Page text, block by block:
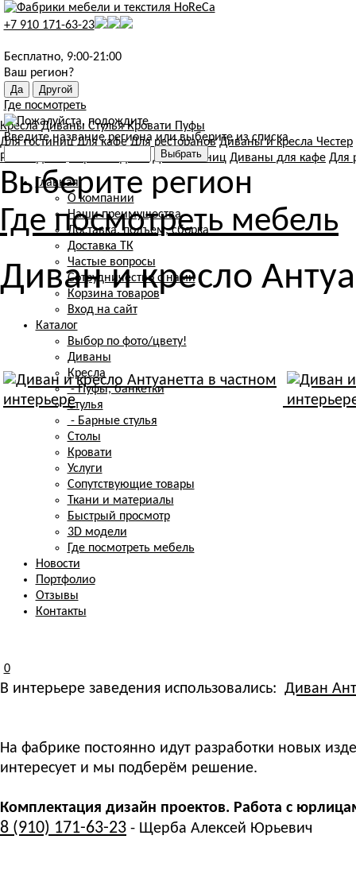
+7 910 171-63-23
Бесплатно, 9:00-21:00
Ваш регион?
Где посмотреть
Введите название региона или выберите из списка
Главная
О компании
Наши преимущества
Доставка, подъем, сборка
Доставка ТК
Частые вопросы
Сотрудничество с нами
Корзина товаров
Вход на сайт
Каталог
Выбор по фото/цвету!
Диваны
Кресла
- Пуфы, банкетки
Стулья
- Барные стулья
Столы
Кровати
Услуги
Сопутствующие товары
Ткани и материалы
Быстрый просмотр
3D модели
Где посмотреть мебель
Новости
Портфолио
Отзывы
Контакты
0
КреслаДиваны СтульяКровати Пуфы
Для гостиниц Для кафе Для ресторанов Диваны и кресла Честер
Раскладные
Для гостиниц Диваны для кафе Для
Выберите регион
Где посмотреть мебель
Диван и кресло
В интерьере заведения использовались: Диван
На фабрике постоянно идут разработки новых
интересует и мы подберём решение.
Комплектация дизайн проектов. Работа с
8 (910) 171-63-23 - Щерба Алексей Юрьевич